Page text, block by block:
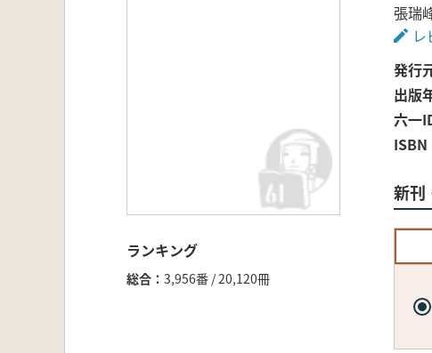
ランキング
総合 3,956番 / 20,120冊
張瑞
発行
出版
六一
ISBN
新刊